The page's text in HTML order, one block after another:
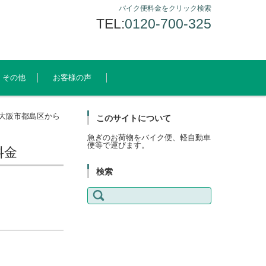
バイク便料金をクリック検索
TEL:0120-700-325
その他 お客様の声
阪市都島区から
金
このサイトについて
急ぎのお荷物をバイク便、軽自動車
便等で運びます。
検索
検
索: